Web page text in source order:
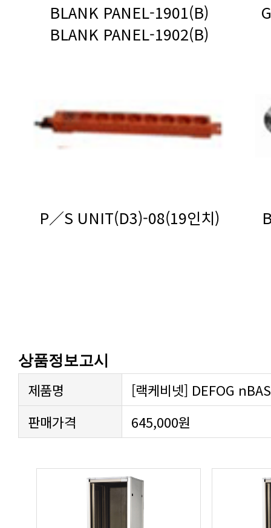
BLANK PANEL-1901(B)
BLANK PANEL-1902(B)
P／S UNIT(D3)-08(19인치)
상품정보고시
제품명
[랙케비넷] DEFOG
판매가격
645,000원